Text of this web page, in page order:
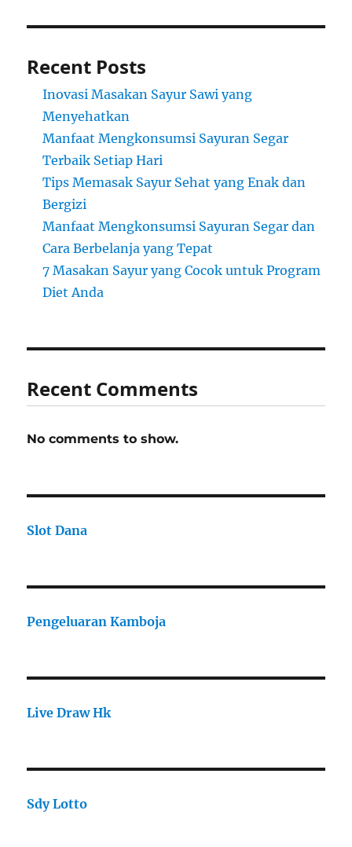
Recent Posts
Inovasi Masakan Sayur Sawi yang
Menyehatkan
Manfaat Mengkonsumsi Sayuran Segar
Terbaik Setiap Hari
Tips Memasak Sayur Sehat yang Enak dan
Bergizi
Manfaat Mengkonsumsi Sayuran Segar dan
Cara Berbelanja yang Tepat
7 Masakan Sayur yang Cocok untuk Program
Diet Anda
Recent Comments
No comments to show.
Slot Dana
Pengeluaran Kamboja
Live Draw Hk
Sdy Lotto